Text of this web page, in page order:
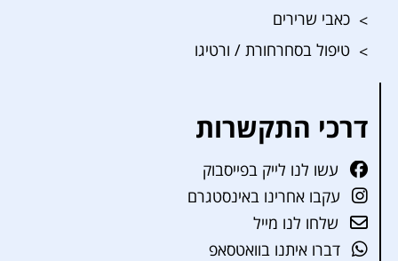
כאבי שרירים
טיפול בסחרחורת / ורטיגו
דרכי התקשרות
עשו לנו לייק בפייסבוק
עקבו אחרינו באינסטגרם
שלחו לנו מייל
דברו איתנו בוואטסאפ